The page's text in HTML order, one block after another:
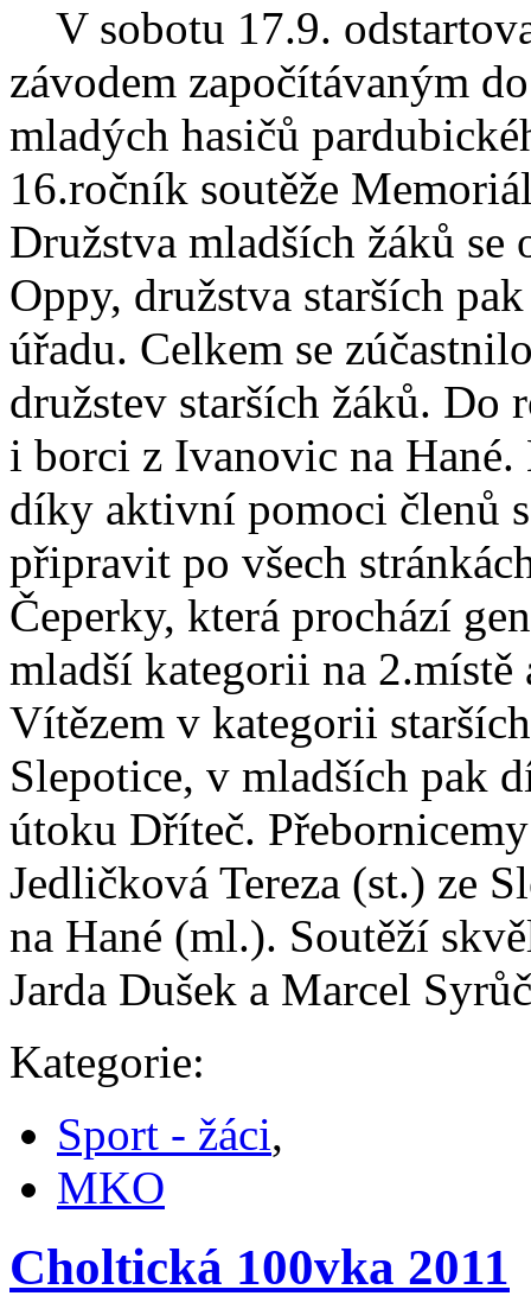
V sobotu 17.9.
závodem započítávaným
mladých hasičů
16.ročník soutěže
Družstva mladších žáků
Oppy, družstva starších
úřadu. Celkem se
družstev starších žáků. Do
i borci z Ivanovic na
díky aktivní pomoci členů
připravit po všech
Čeperky, která prochází
mladší kategorii na
Vítězem v kategorii
Slepotice, v mladších pak
útoku Dříteč.
Jedličková Tereza (st.) ze
na Hané (ml.). Soutěží
Jarda Dušek a Marcel
Kategorie:
Sport - žáci,
MKO
Choltická 100vka 2011